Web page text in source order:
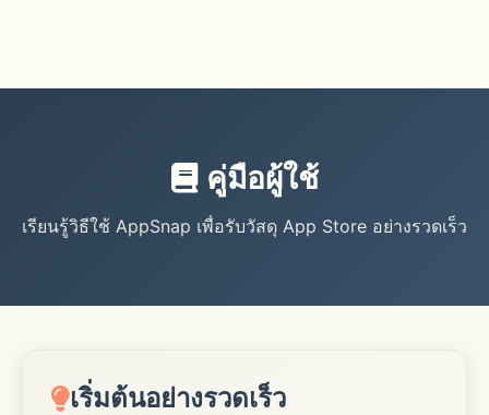
คู่มือผู้ใช้
เรียนรู้วิธีใช้ AppSnap เพื่อรับวัสดุ App Store อย่างรวดเร็ว
เริ่มต้นอย่างรวดเร็ว